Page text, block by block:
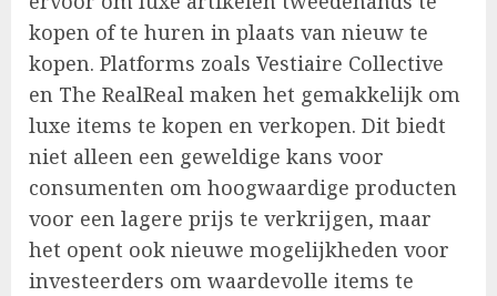
kopen of te huren in plaats van nieuw te
kopen. Platforms zoals Vestiaire Collective
en The RealReal maken het gemakkelijk om
luxe items te kopen en verkopen. Dit biedt
niet alleen een geweldige kans voor
consumenten om hoogwaardige producten
voor een lagere prijs te verkrijgen, maar
het opent ook nieuwe mogelijkheden voor
investeerders om waardevolle items te